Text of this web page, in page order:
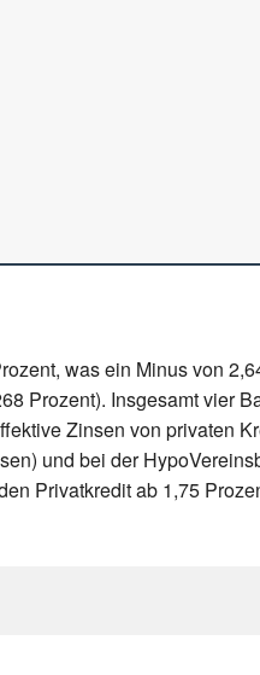
was ein Minus von
Prozent). Insgesamt vier
Zinsen von privaten
und bei der
Privatkredit ab 1,75